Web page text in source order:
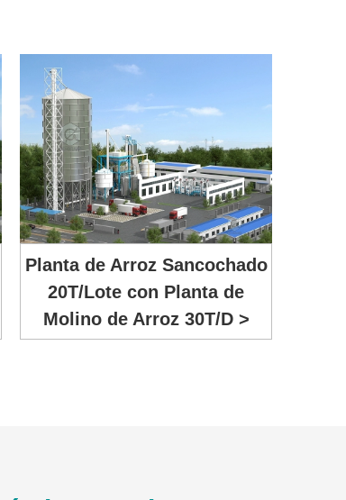
Planta de Arroz Sancochado
20T/Lote con Planta de
Molino de Arroz 30T/D >